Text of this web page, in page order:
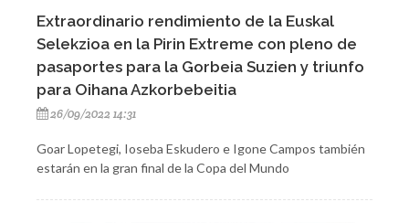
Extraordinario rendimiento de la Euskal
Selekzioa en la Pirin Extreme con pleno de
pasaportes para la Gorbeia Suzien y triunfo
para Oihana Azkorbebeitia
26/09/2022 14:31
Goar Lopetegi, Ioseba Eskudero e Igone Campos también
estarán en la gran final de la Copa del Mundo